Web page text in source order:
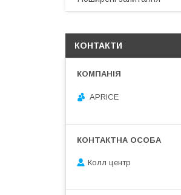
КОНТАКТИ
APRICE
Колл центр